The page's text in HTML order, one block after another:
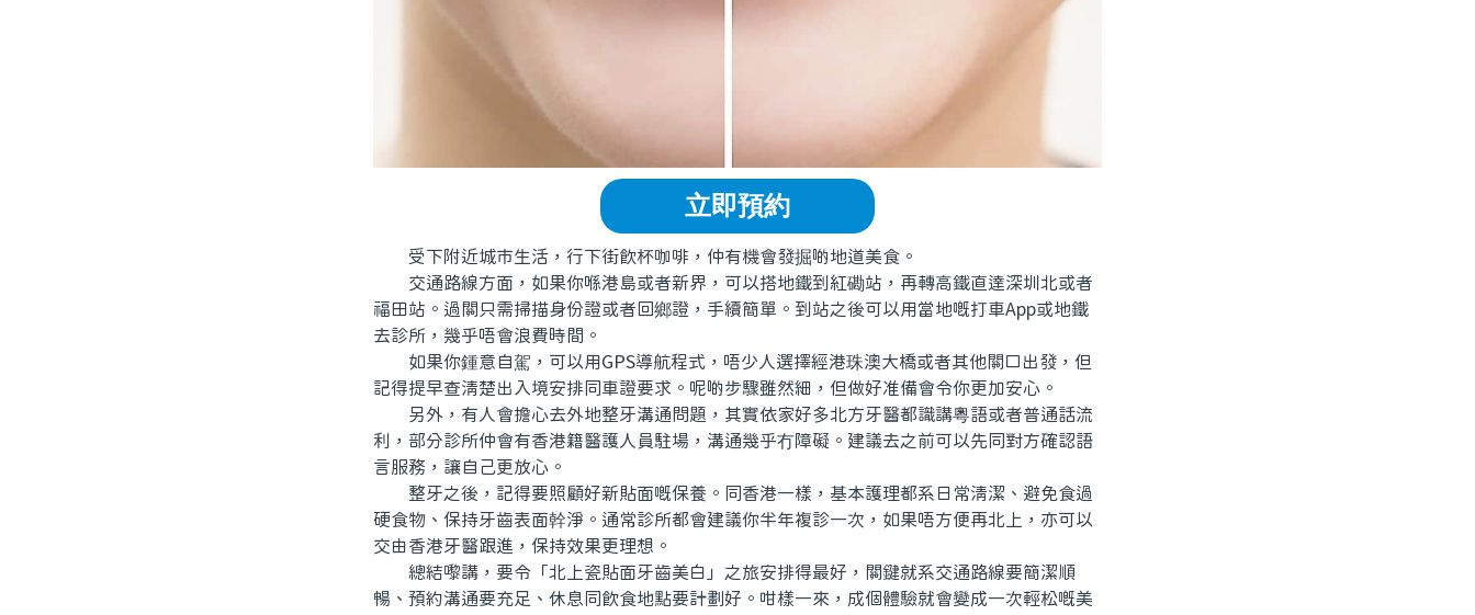
立即預約
受下附近城市生活，行下街飲杯咖啡，仲有機會發掘啲地道美食。
交通路線方面，如果你喺港島或者新界，可以搭地鐵到紅磡站，再轉高鐵直達深圳北或者
福田站。過關只需掃描身份證或者回鄉證，手續簡單。到站之後可以用當地嘅打車App或地鐵
去診所，幾乎唔會浪費時間。
如果你鍾意自駕，可以用GPS導航程式，唔少人選擇經港珠澳大橋或者其他關口出發，但
記得提早查清楚出入境安排同車證要求。呢啲步驟雖然細，但做好准備會令你更加安心。
另外，有人會擔心去外地整牙溝通問題，其實依家好多北方牙醫都識講粵語或者普通話流
利，部分診所仲會有香港籍醫護人員駐場，溝通幾乎冇障礙。建議去之前可以先同對方確認語
言服務，讓自己更放心。
整牙之後，記得要照顧好新貼面嘅保養。同香港一樣，基本護理都系日常清潔、避免食過
硬食物、保持牙齒表面幹淨。通常診所都會建議你半年複診一次，如果唔方便再北上，亦可以
交由香港牙醫跟進，保持效果更理想。
總結嚟講，要令「北上瓷貼面牙齒美白」之旅安排得最好，關鍵就系交通路線要簡潔順
暢、預約溝通要充足、休息同飲食地點要計劃好。咁樣一來，成個體驗就會變成一次輕松嘅美